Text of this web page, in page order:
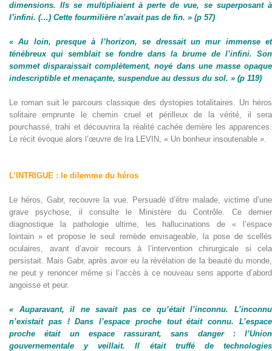
dimensions. Ils se multipliaient à perte de vue, se superposant à
l’infini. (…) Cette fourmilière n’avait pas de fin. » (p 57)
« Au loin, presque à l’horizon, se dressait un mur immense et
ténébreux qui semblait se fondre dans la brume de l’infini. Son
sommet disparaissait complètement, noyé dans une masse opaque
indescriptible et menaçante, suspendue au dessus du sol. » (p 119)
Le roman suit le parcours classique des dystopies totalitaires. Un héros
solitaire emprunte le chemin cruel et périlleux de la vérité, il sera
pourchassé, trahi et découvrira la réalité cachée derrière les apparences.
Le récit évoque alors l’œuvre de Ira LEVIN, « Un bonheur insoutenable ».
L’INTRIGUE : le dilemme du héros
Le héros, Gabr, recouvre la vue. Persuadé d’être malade, victime d’une
grave psychose, il consulte le Ministère du Contrôle. Ce dernier
diagnostique la pathologie ultime, les hallucinations de « l’espace
lointain » et propose le seul remède envisageable, la pose de scellés
oculaires, avant d’avoir recours à l’intervention chirurgicale si cela
persistait. Mais Gabr, après avoir eu la révélation de la beauté du monde,
ne peut y renoncer même si l’accès à ce nouveau sens apporte d’abord
angoisse et peur.
« Auparavant, il ne savait pas ce qu’était l’inconnu. L’inconnu
n’existait pas ! Dans l’espace proche tout était connu. L’espace
proche était un espace rassurant, sans danger : l’Union
gouvernementale y veillait. Il était truffé de technologies